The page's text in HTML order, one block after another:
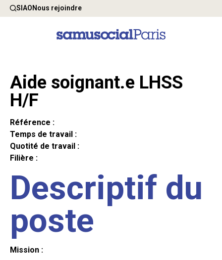
SIAONous rejoindre
Aide soignant.e LHSS
H/F
Référence :
Temps de travail :
Quotité de travail :
Filière :
Descriptif du
poste
Mission :